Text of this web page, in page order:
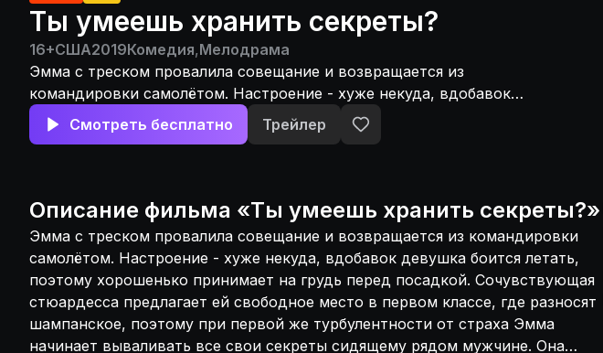
Ты умеешь хранить секреты?
16+США2019Комедия,Мелодрама
Эмма с треском провалила совещание и возвращается из
командировки самолётом. Настроение - хуже некуда, вдобавок
девушка боится летать, поэтому хорошенько принимает на грудь
перед посадкой. Сочувствующая стюардесса предлагает ей
вываливать все свои секреты сидящему рядом мужчине. Она
рассказывает ему всё - от нюансов личной жизни до офисных
взаимоотношений. И каково же было удивление девушки, когда на
следующий день выяснилось, что тот самый сосед по самолёту -
её босс и основатель компании - пришёл в их офис проверить
работу отделения.
Смотреть бесплатно Трейлер
Описание фильма «Ты умеешь хранить секреты?»
Эмма с треском провалила совещание и возвращается из командировки
самолётом. Настроение - хуже некуда, вдобавок девушка боится летать,
поэтому хорошенько принимает на грудь перед посадкой. Сочувствующая
стюардесса предлагает ей свободное место в первом классе, где разносят
шампанское, поэтому при первой же турбулентности от страха Эмма
начинает вываливать все свои секреты сидящему рядом мужчине. Она